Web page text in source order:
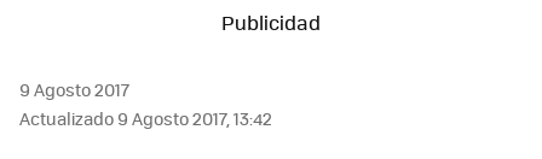
MAIL
9 Agosto 2017
Actualizado 9 Agosto 2017, 13:42